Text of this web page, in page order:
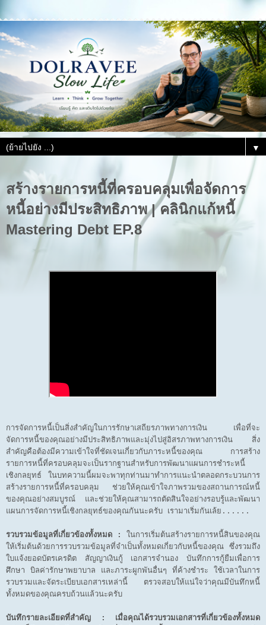
▼
สร้างรายการหนี้ที่ครอบคลุมเพื่อจัดการ
หนี้อย่างมีประสิทธิภาพ | คลินิกแก้หนี้
Mastering Debt EP.8
การจัดการหนี้เป็นสิ่งสำคัญในการรักษาเสถียรภาพทางการเงิน เพื่อที่จะ
จัดการหนี้ของคุณอย่างมีประสิทธิภาพและมุ่งไปสู่อิสรภาพทางการเงิน สิ่ง
สำคัญคือต้องมีความเข้าใจที่ชัดเจนเกี่ยวกับภาระหนี้ของคุณ การสร้าง
รายการหนี้ที่ครอบคลุมจะเป็นรากฐานสำหรับการพัฒนาแผนการชำระหนี้
เชิงกลยุทธ์ ในบทความนี้ผมจะพาทุกท่านมาทำการแนะนำตลอดกระบวนการ
สร้างรายการหนี้ที่ครอบคลุม ช่วยให้คุณเข้าใจภาพรวมของสถานการณ์หนี้
ของคุณอย่างสมบูรณ์ และช่วยให้คุณสามารถตัดสินใจอย่างรอบรู้และพัฒนา
แผนการจัดการหนี้เชิงกลยุทธ์ของคุณกันนะครับ เรามาเริ่มกันเล้ย......
รวบรวมข้อมูลที่เกี่ยวข้องทั้งหมด :
ในการเริ่มต้นสร้างรายการหนี้สินของคุณ
ให้เริ่มต้นด้วยการรวบรวมข้อมูลที่จำเป็นทั้งหมดเกี่ยวกับหนี้ของคุณ ซึ่งรวมถึง
ใบแจ้งยอดบัตรเครดิต สัญญาเงินกู้ เอกสารจำนอง บันทึกการกู้ยืมเพื่อการ
ศึกษา บิลค่ารักษาพยาบาล และภาระผูกพันอื่นๆ ที่ค้างชำระ ใช้เวลาในการ
รวบรวมและจัดระเบียบเอกสารเหล่านี้ ตรวจสอบให้แน่ใจว่าคุณมีบันทึกหนี้
ทั้งหมดของคุณครบถ้วนแล้วนะครับ
บันทึกรายละเอียดที่สำคัญ : เมื่อคุณได้รวบรวมเอกสารที่เกี่ยวข้องทั้งหมด